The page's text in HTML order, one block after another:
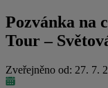
Pozvánka na
Tour –
Zveřejněno od: 27. 7.